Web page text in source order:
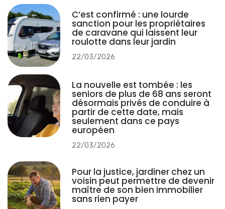
C’est confirmé : une lourde
sanction pour les propriétaires
de caravane qui laissent leur
roulotte dans leur jardin
22/03/2026
La nouvelle est tombée : les
seniors de plus de 68 ans seront
désormais privés de conduire à
partir de cette date, mais
seulement dans ce pays
européen
22/03/2026
Pour la justice, jardiner chez un
voisin peut permettre de devenir
maître de son bien immobilier
sans rien payer